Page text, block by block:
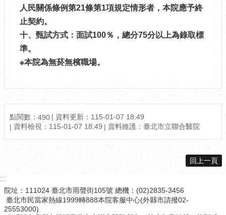
人民關係條例第21條第1項規定情形者，本院應予終
止契約。
十、甄試方式：面試100％，總分75分以上為錄取標
準。
※本院為無菸無檳職場。
點閱數： 490
資料更新：115-01-07 18:49
資料檢視：115-01-07 18:49
資料維護：臺北市立聯合醫院
回上一頁
:::
院址：111024 臺北市雨聲街105號 總機：(02)2835-3456
臺北市民當家熱線1999轉888本院客服中心(外縣市請撥02-
25553000)